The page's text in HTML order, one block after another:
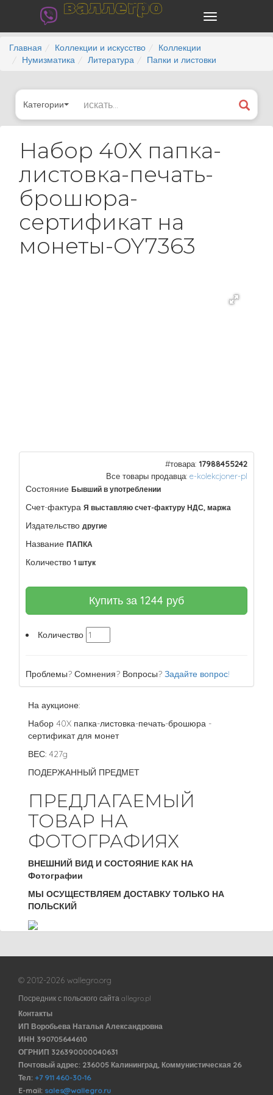
валлегро
Главная Коллекции и искусство
Коллекции
Нумизматика
Литература Папки и листовки
Категории
Набор 40X папка-
листовка-печать-
брошюра-
сертификат на
монеты-OY7363
#товара: 17988455242
Все товары продавца: e-kolekcjoner-pl
Состояние Бывший в употреблении
Счет-фактура Я выставляю счет-фактуру НДС, маржа
Издательство другие
Название ПАПКА
Количество 1 штук
Купить за 1244 руб
Количество
Проблемы? Сомнения? Вопросы? Задайте вопрос!
На аукционе:
Набор 40X папка-листовка-печать-брошюра -
сертификат для монет
ВЕС: 427g
ПОДЕРЖАННЫЙ ПРЕДМЕТ
ПРЕДЛАГАЕМЫЙ
ТОВАР НА
ФОТОГРАФИЯХ
ВНЕШНИЙ ВИД И СОСТОЯНИЕ КАК НА
Фотографии
МЫ ОСУЩЕСТВЛЯЕМ ДОСТАВКУ ТОЛЬКО НА
ПОЛЬСКИЙ
© 2012-2026 wallegro.org
Посредник с польского сайта allegro.pl
Контакты
ИП Воробьева Наталья Александровна
ИНН 390705644610
ОГРНИП 326390000040631
Почтовый адрес: 236005 Калининград, Коммунистическая 26
Тел: +7 911 460-30-16
E-mail: sales@wallegro.ru